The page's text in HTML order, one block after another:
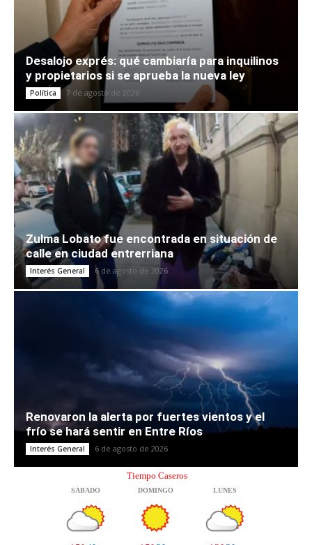
Desalojo exprés: qué cambiaría para inquilinos
y propietarios si se aprueba la nueva ley
Política 7 de agosto de 2026
Zulma Lobato fue encontrada en situación de
calle en ciudad entrerriana
Interés General 6 de agosto de 2026
Renovaron la alerta por fuertes vientos y el
frío se hará sentir en Entre Ríos
Interés General 6 de agosto de 2026